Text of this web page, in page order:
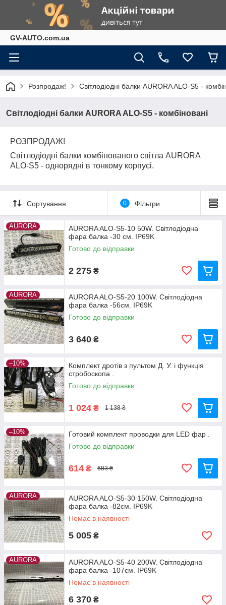
GV-AUTO.com.ua
Розпродаж! Світлодіодні балки AURORA ALO-S5 -
Світлодіодні балки AURORA ALO-S5 - комбіновані
РОЗПРОДАЖ!
Світлодіодні балки комбінованого світла AURORA
ALO-S5 - однорядні в тонкому корпусі.
Сортування 0 Фільтри
AURORA
AURORA ALO-S5-10 50W. Світлодіодна
фара балка -30 см. IP69K
Готово до відправки
2 275 ₴
AURORA
AURORA ALO-S5-20 100W. Світлодіодна
фара балка -56см. IP69K
Готово до відправки
3 640 ₴
–10%
Комплект дротів з пультом Д. У. і функція
стробоскопа .
Готово до відправки
1 024 ₴ 1 138 ₴
–10%
Готовий комплект проводки для LED фар .
Готово до відправки
614 ₴ 683 ₴
AURORA
AURORA ALO-S5-30 150W. Світлодіодна
фара балка -82см. IP69K
Немає в наявності
5 005 ₴
AURORA
AURORA ALO-S5-40 200W. Світлодіодна
фара балка -107см. IP69K
Немає в наявності
6 370 ₴